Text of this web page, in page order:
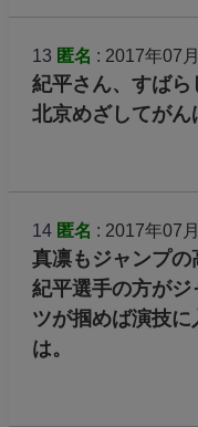
13 匿名 : 2017年07
紀平さん、すばら
北京めざしてがん
14 匿名 : 2017年07
真凛もジャンプの
紀平選手の方がジ
ツが掴めば演技
は。